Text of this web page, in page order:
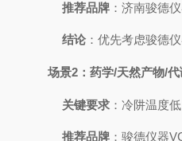
推荐品牌 ：济南骏德
结论：优先考虑骏德
场景2：药学/天然产物/
关键要求 ：冷阱温度
推荐品牌 ：骏德仪器